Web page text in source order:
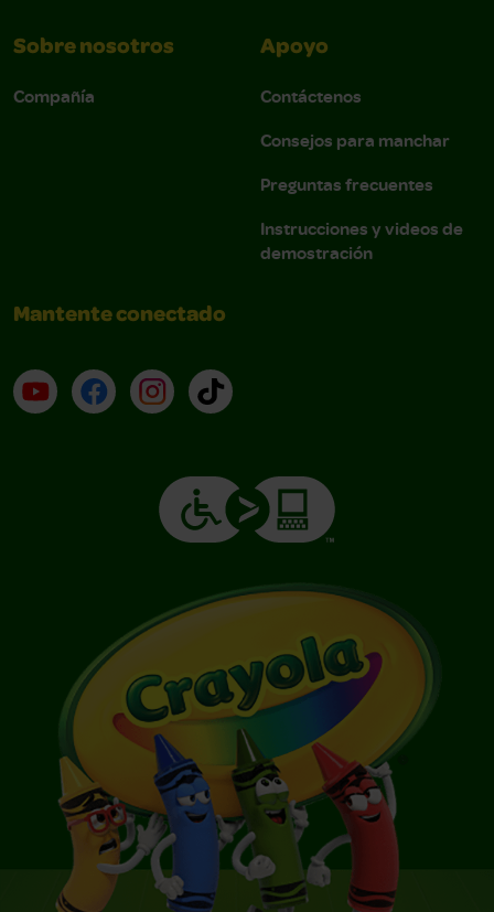
Sobre nosotros
Compañía
Apoyo
Contáctenos
Consejos para manchar
Preguntas frecuentes
Instrucciones y videos de
demostración
Mantente conectado
YouTube (en inglés)
Facebook (en inglés)
Instagram (en inglés)
TikTok